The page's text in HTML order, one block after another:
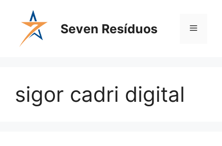
Seven Resíduos
sigor cadri digital